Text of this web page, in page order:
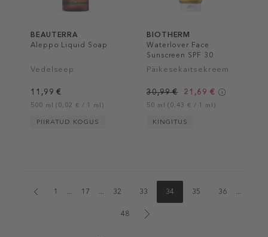
BEAUTERRA
Aleppo Liquid Soap
Vedelseep
11,99 €
500 ml (0,02 € / 1 ml)
PIIRATUD KOGUS
BIOTHERM
Waterlover Face
Sunscreen SPF 30
Päikesekaitsekreem
30,99 € 21,69 €
50 ml (0,43 € / 1 ml)
KINGITUS
1 ... 17 ... 32 33 34 35 36 ...
48